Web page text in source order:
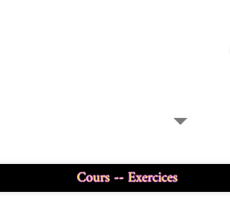
Cours -- Exercices